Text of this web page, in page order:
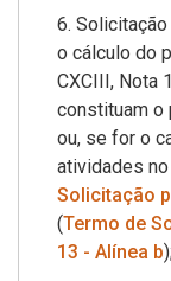
6.
o cálculo do
CXCIII, Nota
constituam o
ou, se for o
atividades no
Solicitação
(Termo de
13 - Alínea b